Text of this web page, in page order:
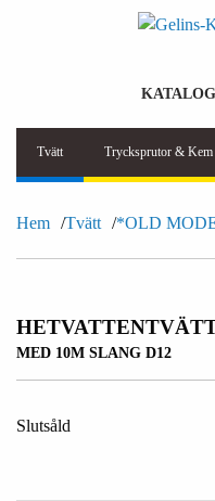
Tvätt Trycksprutor & Kem
Hem Tvätt *OLD
MED 10M SLANG D12
Slutsåld